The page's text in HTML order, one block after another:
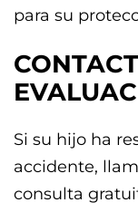
para su
Si su hijo ha
accidente,
consulta